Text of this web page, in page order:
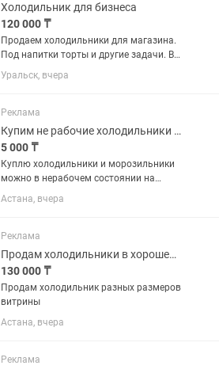
Холодильник для бизнеса
120 000 ₸
Продаем холодильники для магазина.
Под напитки торты и другие задачи. В
отличном состоянии. В заправке не
нуждаются. Полки полный комплект.
Температура хранения +4...
Уральск, вчера
Реклама
Купим не рабочие холодильники и морозильники
5 000 ₸
Куплю холодильники и морозильники
можно в нерабочем состоянии на
запчасти
Астана, вчера
Реклама
Продам холодильники в хорошем состоянии
130 000 ₸
Продам холодильник разных размеров
витрины
Астана, вчера
Реклама